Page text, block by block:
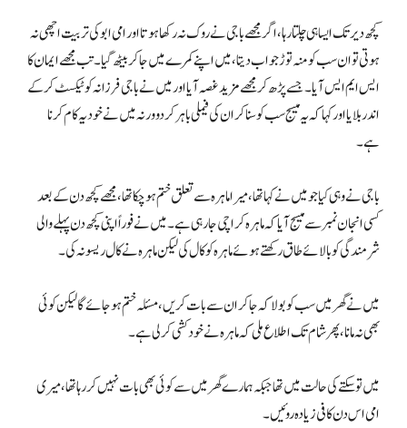
کچھ دیر تک ایسا ہی چلتا رہا، اگر مجھے باجی نے روک نہ رکھا ہوتا اور امی ابو کی تربیت اچھی نہ
ہوتی تو ان سب کو منہ توڑ جواب دیتا، میں اپنے کمرے میں جا کر بیٹھ گیا۔ تب مجھے ایمان کا
ایس ایم ایس آیا۔ جسے پڑھ کر مجھے مزید غصہ آیا اور میں نے باجی فرزانہ کو ٹیکسٹ کرکے
اندر بلایا اور کہا کہ یہ میسج سب کو سنا کر ان کی فیملی باہر کردو ورنہ میں نے خود یہ کام کرنا
ہے۔
باجی نے وہی کیا جو میں نے کہا تھا، میرا ماہرہ سے تعلق ختم ہوچکا تھا، مجھے کچھ دن کے بعد
کسی انجان نمبر سے میسج آیا کہ ماہرہ کراچی جارہی ہے۔ میں نے فوراً اپنی کچھ دن پہلے والی
شرمندگی کو بالائے طاق رکھتے ہوئے ماہرہ کو کال کی لیکن ماہرہ نے کال ریسو نہ کی۔
میں نے گھر میں سب کو بولا کہ جا کر ان سے بات کریں، مسئلہ ختم ہوجائے گا لیکن کوئی
بھی نہ مانا، پھر شام تک اطلاع ملی کہ ماہرہ نے خودکشی کرلی ہے۔
میں تو سکتے کی حالت میں تھا جبکہ ہمارے گھر میں سے کوئی بھی بات نہیں کررہا تھا، میری
امی اس دن کافی زیادہ روئیں۔